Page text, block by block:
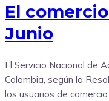
El
Junio
El Servicio Nacional de
Colombia, según la
los usuarios de